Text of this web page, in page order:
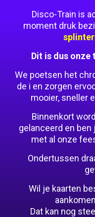
Disco-Train is
moment druk
Dit is dus
We poetsen het
de i en zorgen
mooier, sneller
Binnenkort
gelanceerd en
met al onze
Ondertussen
Wil je kaarten
Dat kan nog